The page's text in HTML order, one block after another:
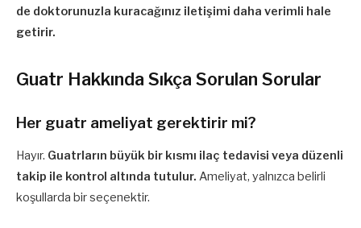
de doktorunuzla kuracağınız iletişimi daha verimli hale
getirir.
Guatr Hakkında Sıkça Sorulan Sorular
Her guatr ameliyat gerektirir mi?
Hayır. Guatrların büyük bir kısmı ilaç tedavisi veya düzenli
takip ile kontrol altında tutulur. Ameliyat, yalnızca belirli
koşullarda bir seçenektir.